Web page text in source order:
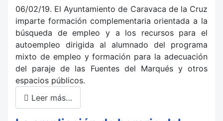
06/02/19. El Ayuntamiento de Caravaca de la Cruz
imparte formación complementaria orientada a la
búsqueda de empleo y a los recursos para el
autoempleo dirigida al alumnado del programa
mixto de empleo y formación para la adecuación
del paraje de las Fuentes del Marqués y otros
espacios públicos.
Leer más…